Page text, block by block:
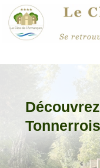
Tonnerrois